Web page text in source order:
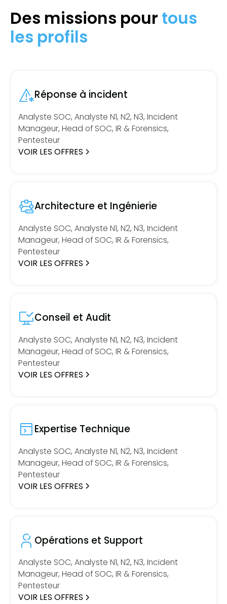
Des missions pour tous
les profils
Réponse à incident
Analyste SOC, Analyste N1, N2, N3, Incident
Manageur, Head of SOC, IR & Forensics,
Pentesteur
VOIR LES OFFRES
Architecture et Ingénierie
Analyste SOC, Analyste N1, N2, N3, Incident
Manageur, Head of SOC, IR & Forensics,
Pentesteur
VOIR LES OFFRES
Conseil et Audit
Analyste SOC, Analyste N1, N2, N3, Incident
Manageur, Head of SOC, IR & Forensics,
Pentesteur
VOIR LES OFFRES
Expertise Technique
Analyste SOC, Analyste N1, N2, N3, Incident
Manageur, Head of SOC, IR & Forensics,
Pentesteur
VOIR LES OFFRES
Opérations et Support
Analyste SOC, Analyste N1, N2, N3, Incident
Manageur, Head of SOC, IR & Forensics,
Pentesteur
VOIR LES OFFRES